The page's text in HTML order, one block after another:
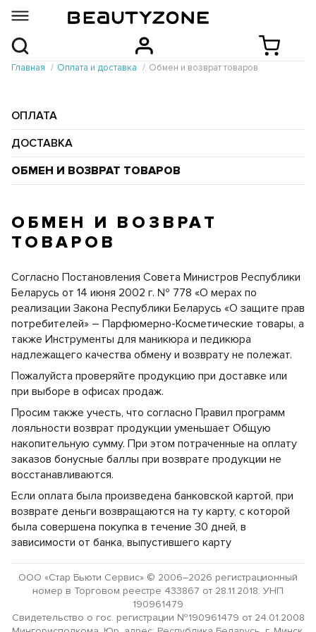
Главная Оплата и доставка Обмен и возврат товаров
ОПЛАТА
ДОСТАВКА
ОБМЕН И ВОЗВРАТ ТОВАРОВ
ОБМЕН И ВОЗВРАТ
ТОВАРОВ
Согласно Постановления Совета Министров Республики
Беларусь от 14 июня 2002 г. № 778 «О мерах по
реализации Закона Республики Беларусь «О защите прав
потребителей» – Парфюмерно-Косметические товары, а
также Инструменты для маникюра и педикюра
надлежащего качества обмену и возврату не полежат.
Пожалуйста проверяйте продукцию при доставке или
при выборе в офисах продаж.
Просим также учесть, что согласно Правил программ
лояльности возврат продукции уменьшает Общую
накопительную сумму. При этом потраченные на оплату
заказов бонусные баллы при возврате продукции не
восстанавливаются.
Если оплата была произведена банковской картой, при
возврате деньги возвращаются на ту карту, с которой
была совершена покупка в течение 30 дней, в
зависимости от банка, выпустившего карту
ООО «Стар Бьюти Сервис» © 2006–2026 регистрационный
номер в Торговом реестре 433867 от 28.11.2018. УНП
190961479
Свидетельство о гос. регистрации №190961479 от 24.01.2008